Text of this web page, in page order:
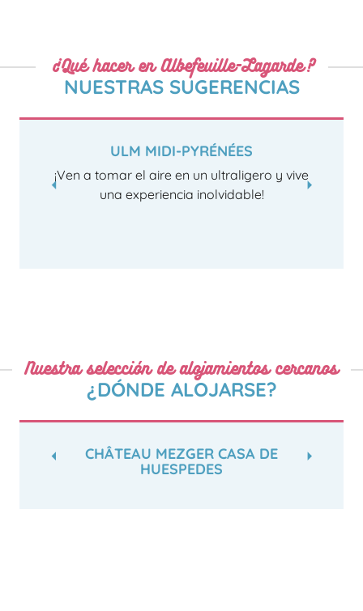
¿Qué hacer en Albefeuille-Lagarde?
NUESTRAS SUGERENCIAS
ULM MIDI-PYRÉNÉES
¡Ven a tomar el aire en un ultraligero y vive
una experiencia inolvidable!
Nuestra selección de alojamientos cercanos
¿DÓNDE ALOJARSE?
CHÂTEAU MEZGER CASA DE
HUESPEDES